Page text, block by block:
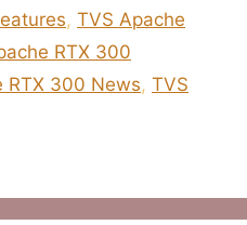
, TVS Apache
RTX 300
RTX 300 News, TVS